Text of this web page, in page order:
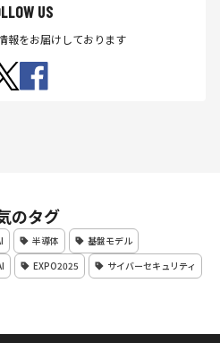
US
報をお届けしております
のタグ
半導体
基盤モデル
EXPO2025
サイバーセキュリティ